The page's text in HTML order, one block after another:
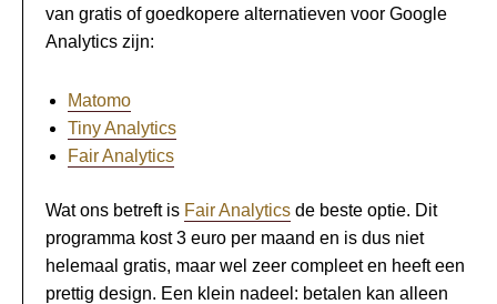
van gratis of goedkopere alternatieven voor Google
Analytics zijn:
Matomo
Tiny Analytics
Fair Analytics
Wat ons betreft is Fair Analytics de beste optie. Dit
programma kost 3 euro per maand en is dus niet
helemaal gratis, maar wel zeer compleet en heeft een
prettig design. Een klein nadeel: betalen kan alleen